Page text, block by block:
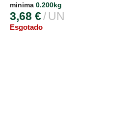
minima 0.200kg
3,68 € UN
Esgotado